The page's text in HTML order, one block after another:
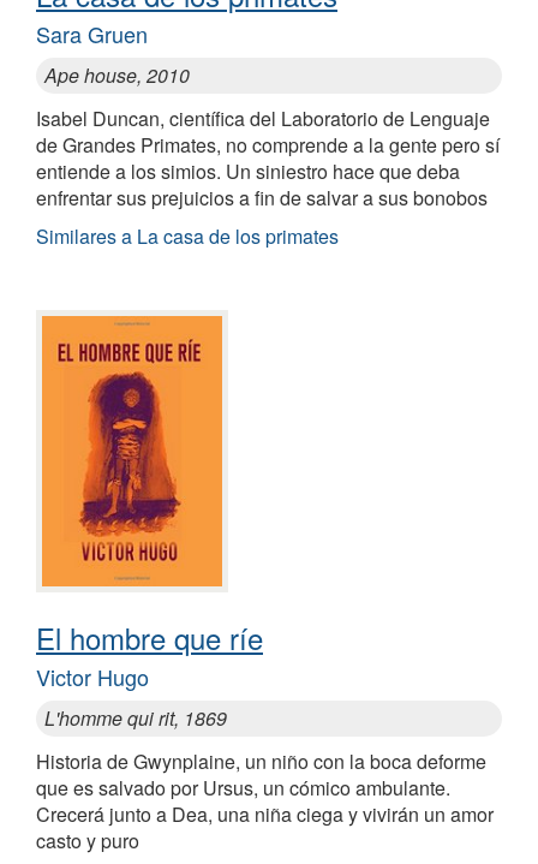
Sara Gruen
Ape house, 2010
Isabel Duncan, científica del Laboratorio de Lenguaje
de Grandes Primates, no comprende a la gente pero sí
entiende a los simios. Un siniestro hace que deba
enfrentar sus prejuicios a fin de salvar a sus bonobos
Similares a La casa de los primates
El hombre que ríe
Victor Hugo
L'homme qui rit, 1869
Historia de Gwynplaine, un niño con la boca deforme
que es salvado por Ursus, un cómico ambulante.
Crecerá junto a Dea, una niña ciega y vivirán un amor
casto y puro